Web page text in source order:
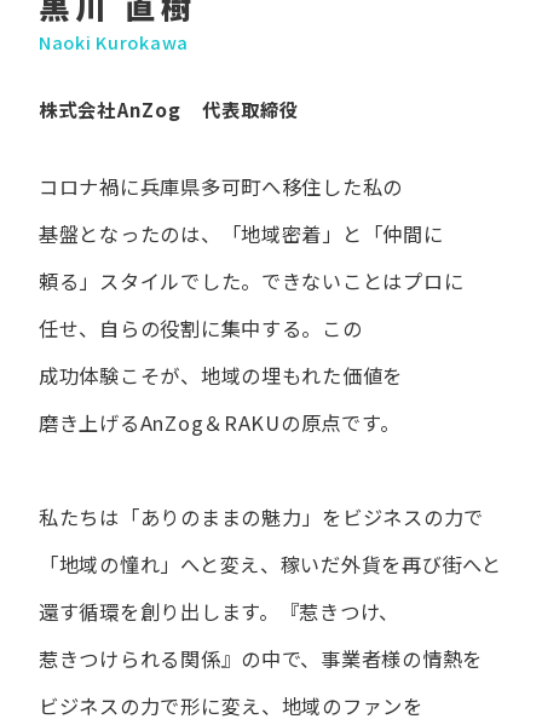
Naoki Kurokawa
株式会社AnZog 代表取締役
コロナ禍に​兵庫県多可町へ​移住した​私の​
基盤となったのは、
「地域密着」と​「仲間に​
頼る」スタイルでした。 できない​ことは​プロに​
任せ、​自らの​役割に​集中する。 この​
成功体験こそが、​地域の​埋もれた​価値を​
磨き上げる​AnZog＆RAKUの​原点です。
私たちは​「ありの​ままの​魅力」を​ビジネスの​力で​
「地域の​憧れ」へと​変え、 稼いだ外貨を​再び街へと​
還す循環を​創り出します。
『惹きつけ、​
惹きつけられる​関係』の​中で、​事業者様の​情熱を​
ビジネスの​力で​形に​変え、 地域の​ファンを​